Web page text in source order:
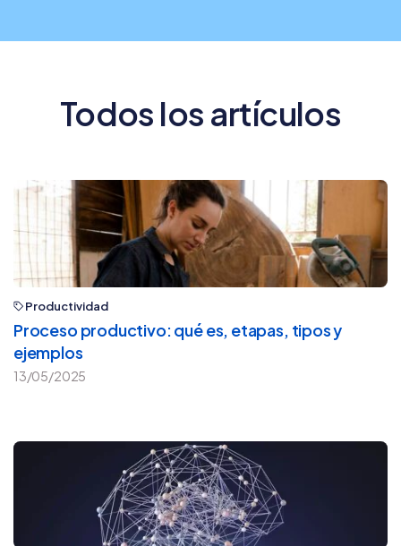
Todos los artículos
Productividad
Proceso productivo: qué es, etapas, tipos y
ejemplos
13/05/2025